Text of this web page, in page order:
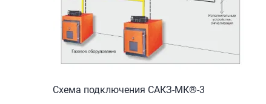
Схема подключения САКЗ-МК®-3